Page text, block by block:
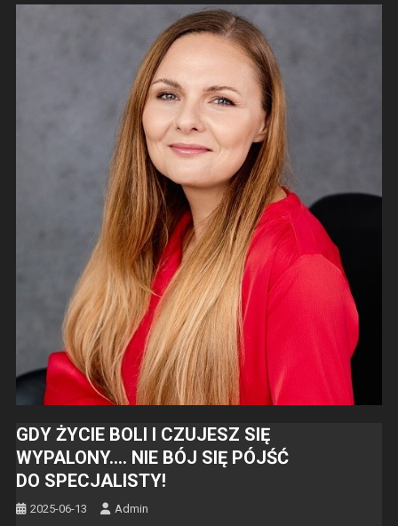
GDY ŻYCIE BOLI I CZUJESZ SIĘ
WYPALONY…. NIE BÓJ SIĘ PÓJŚĆ
DO SPECJALISTY!
2025-06-13 Admin